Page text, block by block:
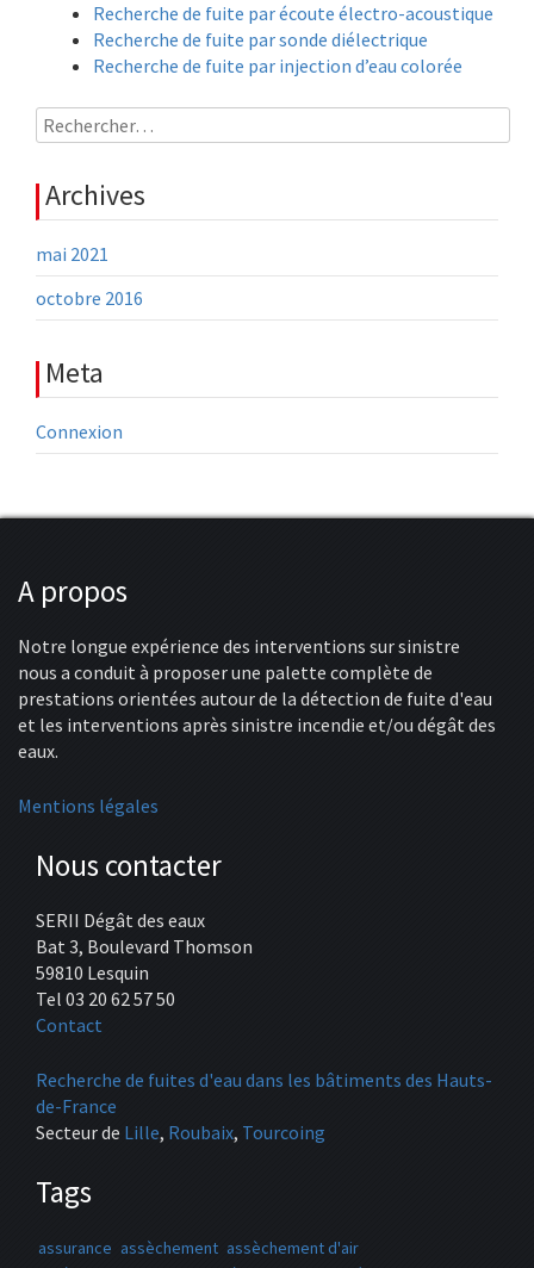
Recherche de fuite par écoute électro-acoustique
Recherche de fuite par sonde diélectrique
Recherche de fuite par injection d’eau colorée
Rechercher :
Archives
mai 2021
octobre 2016
Meta
Connexion
A propos
Notre longue expérience des interventions sur sinistre
nous a conduit à proposer une palette complète de
prestations orientées autour de la détection de fuite d'eau
et les interventions après sinistre incendie et/ou dégât des
eaux.
Mentions légales
Nous contacter
SERII Dégât des eaux
Bat 3, Boulevard Thomson
59810 Lesquin
Tel 03 20 62 57 50
Contact
Recherche de fuites d'eau dans les bâtiments des Hauts-
de-France
Secteur de Lille, Roubaix, Tourcoing
Tags
assurance assèchement assèchement d'air